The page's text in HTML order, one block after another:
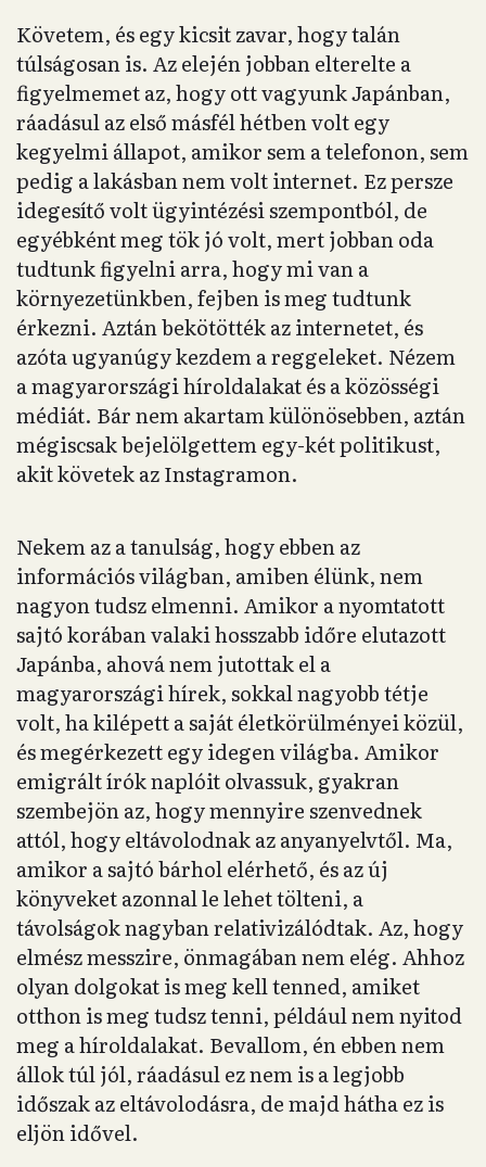
Követem, és egy kicsit zavar, hogy talán
túlságosan is. Az elején jobban elterelte a
figyelmemet az, hogy ott vagyunk Japánban,
ráadásul az első másfél hétben volt egy
kegyelmi állapot, amikor sem a telefonon, sem
pedig a lakásban nem volt internet. Ez persze
idegesítő volt ügyintézési szempontból, de
egyébként meg tök jó volt, mert jobban oda
tudtunk figyelni arra, hogy mi van a
környezetünkben, fejben is meg tudtunk
érkezni. Aztán bekötötték az internetet, és
azóta ugyanúgy kezdem a reggeleket. Nézem
a magyarországi híroldalakat és a közösségi
médiát. Bár nem akartam különösebben, aztán
mégiscsak bejelölgettem egy-két politikust,
akit követek az Instagramon.
Nekem az a tanulság, hogy ebben az
információs világban, amiben élünk, nem
nagyon tudsz elmenni. Amikor a nyomtatott
sajtó korában valaki hosszabb időre elutazott
Japánba, ahová nem jutottak el a
magyarországi hírek, sokkal nagyobb tétje
volt, ha kilépett a saját életkörülményei közül,
és megérkezett egy idegen világba. Amikor
emigrált írók naplóit olvassuk, gyakran
szembejön az, hogy mennyire szenvednek
attól, hogy eltávolodnak az anyanyelvtől. Ma,
amikor a sajtó bárhol elérhető, és az új
könyveket azonnal le lehet tölteni, a
távolságok nagyban relativizálódtak. Az, hogy
elmész messzire, önmagában nem elég. Ahhoz
olyan dolgokat is meg kell tenned, amiket
otthon is meg tudsz tenni, például nem nyitod
meg a híroldalakat. Bevallom, én ebben nem
állok túl jól, ráadásul ez nem is a legjobb
időszak az eltávolodásra, de majd hátha ez is
eljön idővel.